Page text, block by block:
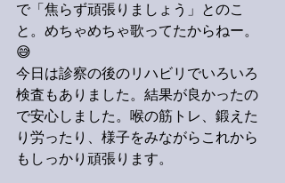
で「焦らず頑張りましょう」とのこ
と。めちゃめちゃ歌ってたからねー。
😅
今日は診察の後のリハビリでいろいろ
検査もありました。結果が良かったの
で安心しました。喉の筋トレ、鍛えた
り労ったり、様子をみながらこれから
もしっかり頑張ります。